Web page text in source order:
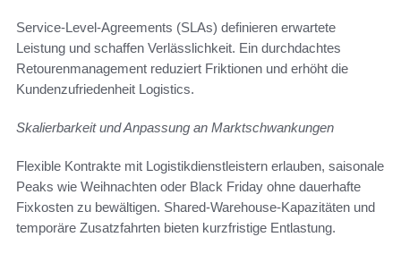
Service-Level-Agreements (SLAs) definieren erwartete
Leistung und schaffen Verlässlichkeit. Ein durchdachtes
Retourenmanagement reduziert Friktionen und erhöht die
Kundenzufriedenheit Logistics.
Skalierbarkeit und Anpassung an Marktschwankungen
Flexible Kontrakte mit Logistikdienstleistern erlauben, saisonale
Peaks wie Weihnachten oder Black Friday ohne dauerhafte
Fixkosten zu bewältigen. Shared-Warehouse-Kapazitäten und
temporäre Zusatzfahrten bieten kurzfristige Entlastung.